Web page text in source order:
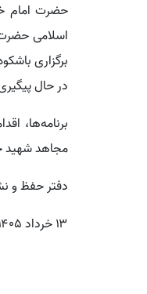
حضرت امام
اسلامی حضرت
برگزاری
در حال
برنامه‌ها،
مجاهد شهید
دفتر حفظ و
۱۳ خرداد ۱۴۰۵